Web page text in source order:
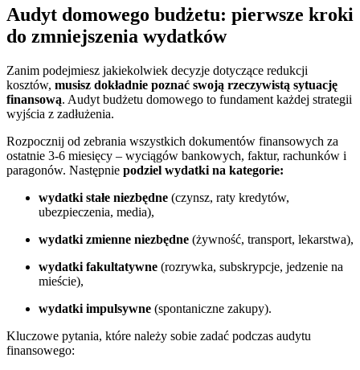
Audyt domowego budżetu: pierwsze kroki
do zmniejszenia wydatków
Zanim podejmiesz jakiekolwiek decyzje dotyczące redukcji
kosztów, musisz dokładnie poznać swoją rzeczywistą sytuację
finansową. Audyt budżetu domowego to fundament każdej strategii
wyjścia z zadłużenia.
Rozpocznij od zebrania wszystkich dokumentów finansowych za
ostatnie 3-6 miesięcy – wyciągów bankowych, faktur, rachunków i
paragonów. Następnie podziel wydatki na kategorie:
wydatki stałe niezbędne (czynsz, raty kredytów,
ubezpieczenia, media),
wydatki zmienne niezbędne (żywność, transport, lekarstwa),
wydatki fakultatywne (rozrywka, subskrypcje, jedzenie na
mieście),
wydatki impulsywne (spontaniczne zakupy).
Kluczowe pytania, które należy sobie zadać podczas audytu
finansowego: